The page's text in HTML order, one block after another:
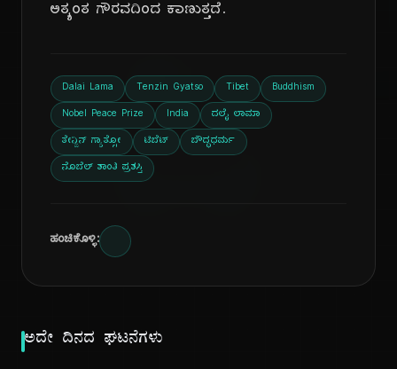
ದಿ
ಅತ್ಯಂತ ಗೌರವದಿಂದ ಕಾಣುತ್ತದೆ.
Dalai Lama Tenzin Gyatso Tibet Buddhism
Nobel Peace Prize India ದಲೈ ಲಾಮಾ
ತೇನ್ಜಿನ್ ಗ್ಯಾತ್ಸೋ ಟಿಬೆಟ್ ಬೌದ್ಧಧರ್ಮ
ನೊಬೆಲ್ ಶಾಂತಿ ಪ್ರಶಸ್ತಿ
ಹಂಚಿಕೊಳ್ಳಿ:
ಅದೇ ದಿನದ ಘಟನೆಗಳು